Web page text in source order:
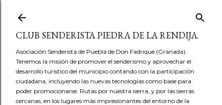
CLUB SENDERISTA PIEDRA DE LA RENDIJA.
Asociación Senderista de Puebla de Don Fadrique (Granada).
Tenemos la misión de promover el senderismo y aprovechar el
desarrollo turístico del municipio contando con la participación
ciudadana, incluyendo las nuevas tecnologías como base para
poder promocionarse. Rutas por nuestra sierra, y por las sierras
cercanas, en los lugares más impresionantes del entorno de la